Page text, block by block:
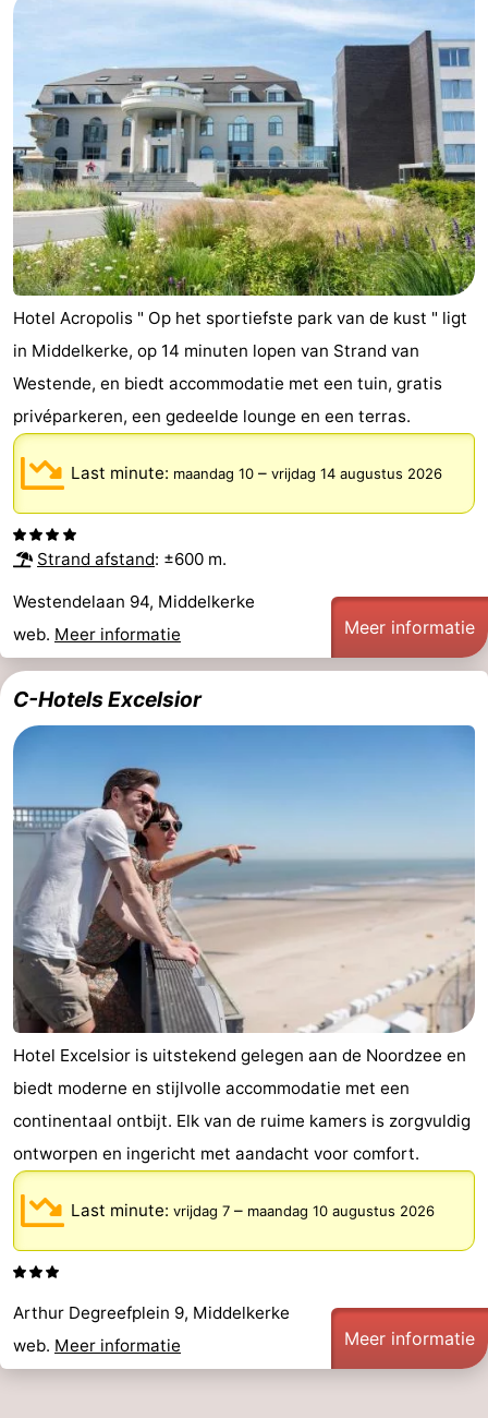
Hotel Acropolis " Op het sportiefste park van de kust " ligt
in Middelkerke, op 14 minuten lopen van Strand van
Westende, en biedt accommodatie met een tuin, gratis
privéparkeren, een gedeelde lounge en een terras.
Last minute: maandag 10 – vrijdag 14 augustus 2026
Strand afstand: ±600 m.
Westendelaan 94, Middelkerke
web. Meer informatie Meer informatie
C-Hotels Excelsior
Hotel Excelsior is uitstekend gelegen aan de Noordzee en
biedt moderne en stijlvolle accommodatie met een
continentaal ontbijt. Elk van de ruime kamers is zorgvuldig
ontworpen en ingericht met aandacht voor comfort.
Last minute: vrijdag 7 – maandag 10 augustus 2026
Arthur Degreefplein 9, Middelkerke
web. Meer informatie Meer informatie